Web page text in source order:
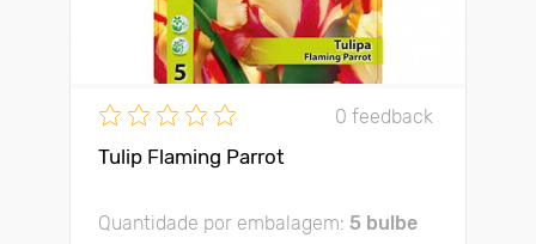
0 feedback
Tulip Flaming Parrot
Quantidade por embalagem: 5 bulbe